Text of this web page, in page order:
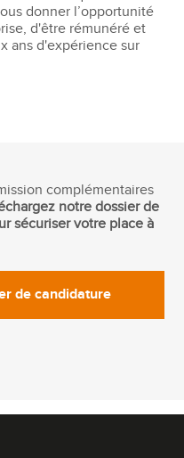
donner l’opportunité
d'être rémunéré et
ans d'expérience sur
complémentaires
notre dossier de
sécuriser votre place à
de candidature